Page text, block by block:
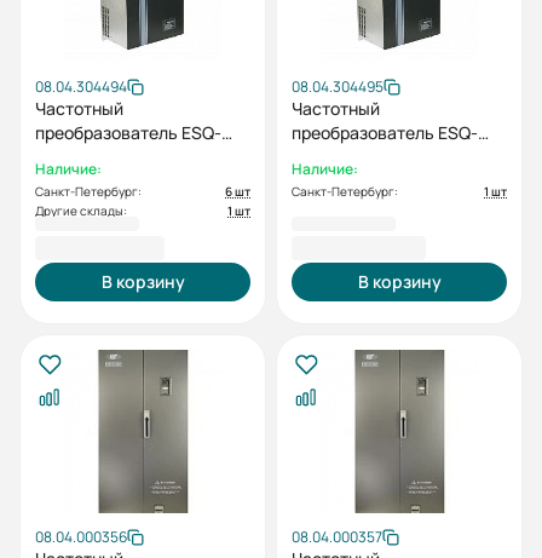
08.04.304494
Частотный
преобразователь ESQ-
Наличие:
Санкт-Петербург:
6 шт
Другие склады:
1 шт
В корзину
08.04.304495
Частотный
преобразователь ESQ-
Наличие:
Санкт-Петербург: 1 шт
В корзину
08.04.000356 08.04.000357